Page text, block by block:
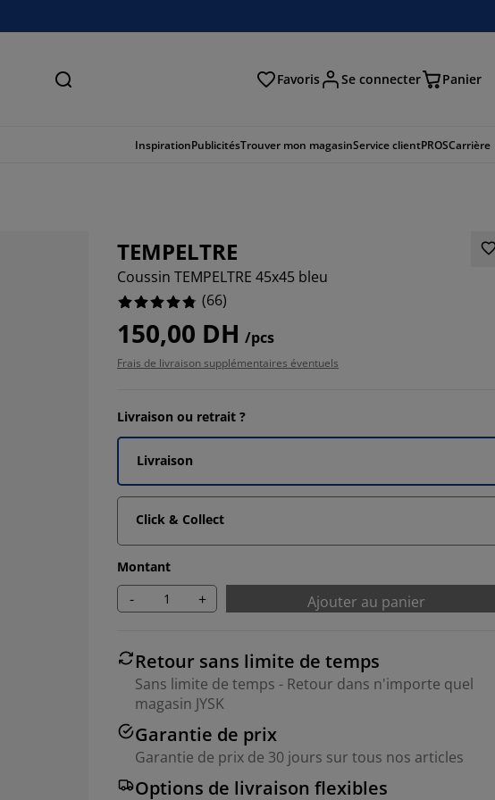
Chercher Favoris Se connecter Panier
InspirationPublicitésTrouver mon magasinService clientPROSCarrière
TEMPELTRE
Coussin TEMPELTRE 45x45 bleu
(66)
150,00 DH /pcs
Frais de livraison supplémentaires éventuels
Livraison ou retrait ?
Livraison
Click & Collect
Montant
- + Ajouter au panier
Retour sans limite de temps
Sans limite de temps - Retour dans n'importe quel
magasin JYSK
Garantie de prix
Garantie de prix de 30 jours sur tous nos articles
Options de livraison flexibles
1.5151515151515151%
3.0303030303030303%